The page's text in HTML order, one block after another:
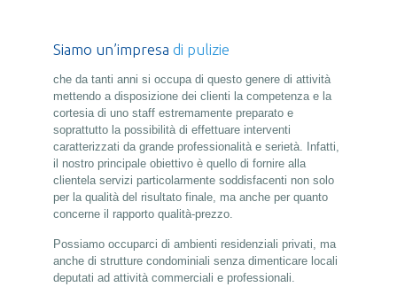
Siamo un’impresa di pulizie
che da tanti anni si occupa di questo genere di attività
mettendo a disposizione dei clienti la competenza e la
cortesia di uno staff estremamente preparato e
soprattutto la possibilità di effettuare interventi
caratterizzati da grande professionalità e serietà. Infatti,
il nostro principale obiettivo è quello di fornire alla
clientela servizi particolarmente soddisfacenti non solo
per la qualità del risultato finale, ma anche per quanto
concerne il rapporto qualità-prezzo.
Possiamo occuparci di ambienti residenziali privati, ma
anche di strutture condominiali senza dimenticare locali
deputati ad attività commerciali e professionali.